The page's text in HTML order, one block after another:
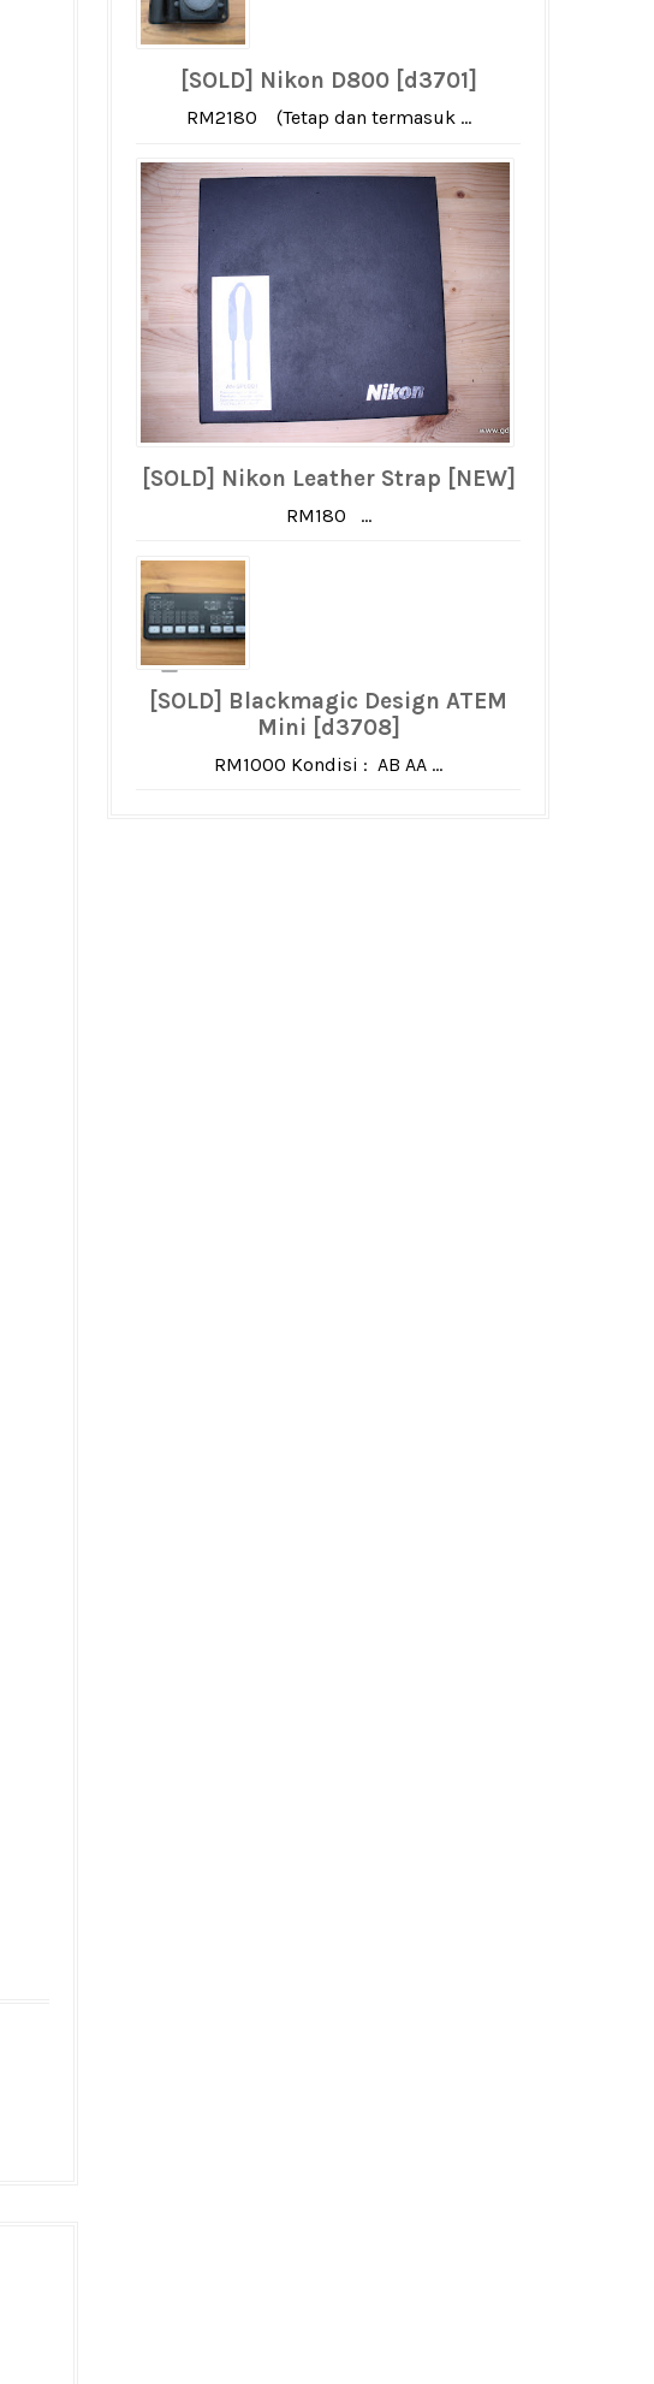
[SOLD] Nikon D800 [d3701]
RM2180 (Tetap dan termasuk ...
[SOLD] Nikon Leather Strap [NEW]
RM180 ...
[SOLD] Blackmagic Design ATEM
Mini [d3708]
RM1000 Kondisi : AB AA ...